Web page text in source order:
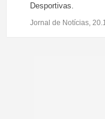
Desportivas.
Jornal de Notícias,